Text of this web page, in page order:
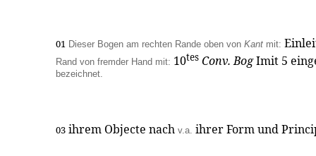
01 Dieser Bogen am rechten Rande oben von Kant mit:
Rand von fremder Hand mit: 10tes Conv. BogImit 5
bezeichnet.
03 ihrem Objecte nach v.a. ihrer Form und